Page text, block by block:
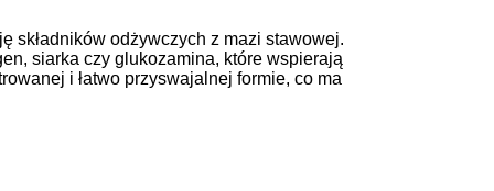
składników odżywczych z mazi stawowej.
siarka czy glukozamina, które wspierają
i łatwo przyswajalnej formie, co ma